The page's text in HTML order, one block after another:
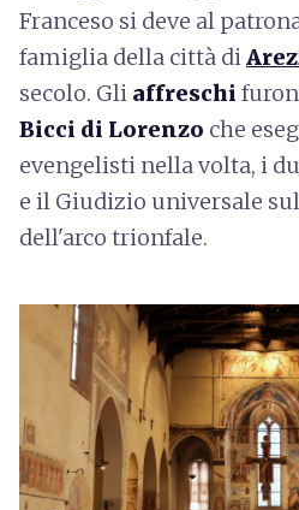
Franceso si deve al
famiglia della città di
secolo. Gli affreschi
Bicci di Lorenzo che
evengelisti nella volta, i
e il Giudizio universale
dell'arco trionfale.